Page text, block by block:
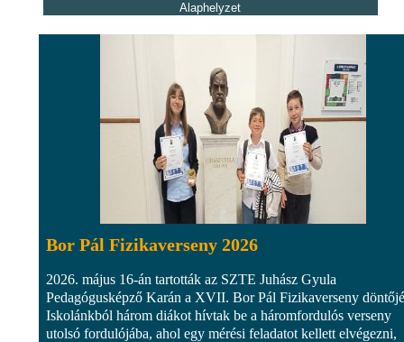
Bor Pál Fizikaverseny 2026
2026. május 16-án tartották az SZTE Juhász Gyula
Pedagógusképző Karán a XVII. Bor Pál Fizikaverseny
Iskolánkból három diákot hívtak be a háromfordulós verseny
utolsó fordulójába, ahol egy mérési feladatot kellett elvégezni,